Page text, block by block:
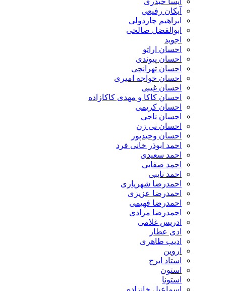
آیکان رفیعی
ابراهیم چاردولی
ابوالفضل صالحی
احسان اراتو
احسان پیوندی
احسان تهرانچی
احسان خواجه امیری
احسان غیبی
احسان کاکا و مهدی کاکازاده
احسان کریمی
احسان ناجی
احسان نی زن
احسان وحیدپور
احمد ابوذر خانی فرد
احمد سعیدی
احمد صفایی
احمد نایبی
احمدرضا شهریاری
احمدرضا عزیزی
احمدرضا فهیمی
احمدرضا مرادی
ادریس غلامی
ادی عطار
ادیب طاهری
استاد ایرج